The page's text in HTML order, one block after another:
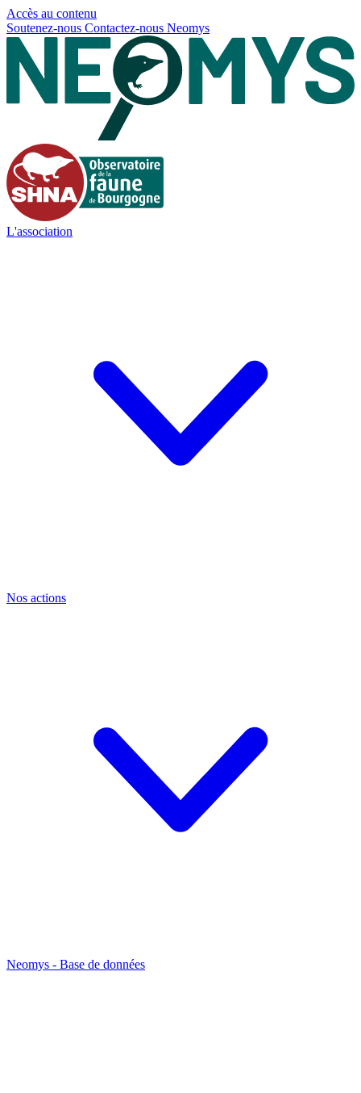
Accès au contenu
Soutenez-nous Contactez-nous Neomys
L'association
Nos actions
Neomys - Base de données
Panneau de gestion des cookies